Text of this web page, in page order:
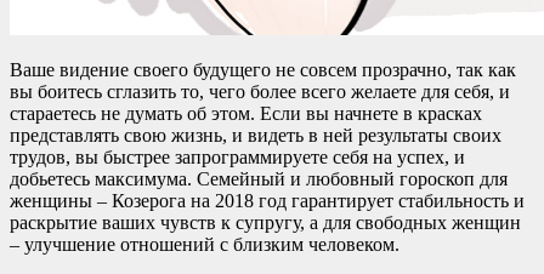
Ваше видение своего будущего не совсем прозрачно, так как
вы боитесь сглазить то, чего более всего желаете для себя, и
стараетесь не думать об этом. Если вы начнете в красках
представлять свою жизнь, и видеть в ней результаты своих
трудов, вы быстрее запрограммируете себя на успех, и
добьетесь максимума. Семейный и любовный гороскоп для
женщины – Козерога на 2018 год гарантирует стабильность и
раскрытие ваших чувств к супругу, а для свободных женщин
– улучшение отношений с близким человеком.